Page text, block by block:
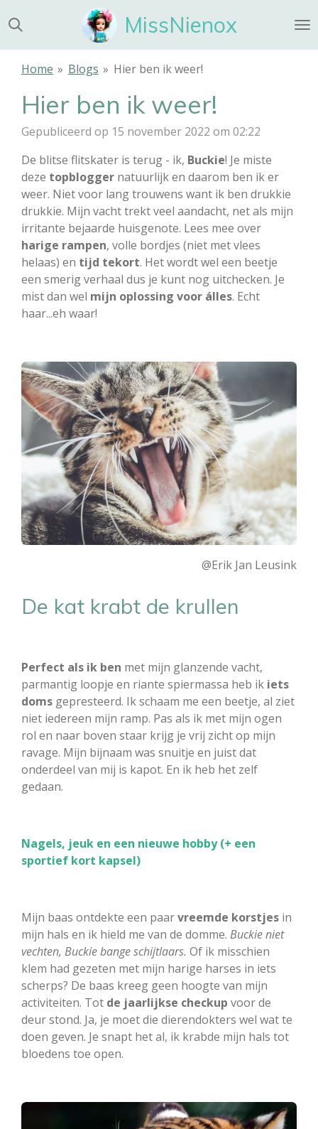
direct
naar
MissNienox
Home » Blogs » Hier ben ik weer!
Hier ben ik weer!
Gepubliceerd op 15 november 2022 om 02:22
De blitse flitskater is terug - ik, Buckie! Je miste
deze topblogger natuurlijk en daarom ben ik er
weer. Niet voor lang trouwens want ik ben drukkie
drukkie. Mijn vacht trekt veel aandacht, net als mijn
irritante bejaarde huisgenote. Lees mee over
harige rampen, volle bordjes (niet met vlees
helaas) en tijd tekort. Het wordt wel een beetje
een smerig verhaal dus je kunt nog uitchecken. Je
mist dan wel mijn oplossing voor álles. Echt
haar...eh waar!
@Erik Jan Leusink
De kat krabt de krullen
Perfect als ik ben met mijn glanzende vacht,
parmantig loopje en riante spiermassa heb ik iets
doms gepresteerd. Ik schaam me een beetje, al ziet
niet iedereen mijn ramp. Pas als ik met mijn ogen
rol en naar boven staar krijg je vrij zicht op mijn
ravage. Mijn bijnaam was snuitje en juist dat
onderdeel van mij is kapot. En ik heb het zelf
gedaan.
Nagels, jeuk en een nieuwe hobby (+ een
sportief kort kapsel)
Mijn baas ontdekte een paarvreemde korstjes in
mijn hals en ik hield me van de domme. Buckie niet
vechten, Buckie bange schijtlaars. Of ik misschien
klem had gezeten met mijn harige harses in iets
scherps? De baas kreeg geen hoogte van mijn
activiteiten. Tot de jaarlijkse checkup voor de
deur stond. Ja, je moet die dierendokters wel wat te
doen geven. Je snapt het al, ik krabde mijn hals tot
bloedens toe open.